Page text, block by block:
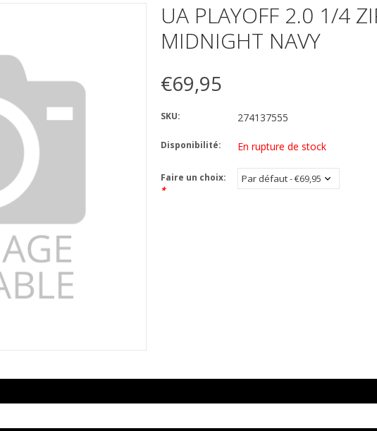
UA PLAYOFF 2.0 1/4
MIDNIGHT NAVY
€69,95
SKU: 274137555
Disponibilité: En rupture de stock
Faire un choix:
*